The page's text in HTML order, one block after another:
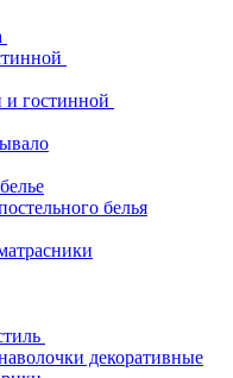
и гостинной
белья
декоративные